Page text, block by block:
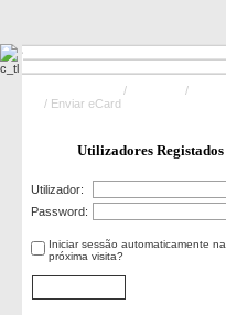
/ /
/ Enviar eCard
Utilizadores Registados
Utilizador:
Password:
Iniciar sessão automaticamente na
próxima visita?